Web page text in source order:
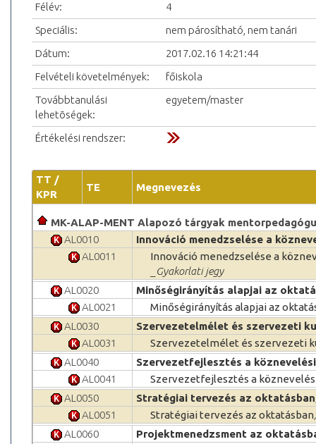
Félév:
4
Speciális:
nem párosítható, nem tanári
Dátum:
2017.02.16 14:21:44
Felvételi követelmények:
főiskola
Továbbtanulási
lehetõségek:
egyetem/master
Értékelési rendszer:
TT /
KPR
TE Megnevezés
MK-ALAP-MENT Alapozó tárgyak
AL0010
Innováció menedzselése a
AL0011
Innováció menedzselése a
_Gyakorlati jegy
AL0020
Minőségirányítás alapjai az
AL0021
Minőségirányítás alapjai az
AL0030
Szervezetelmélet és szervezeti
AL0031
Szervezetelmélet és szervezeti
AL0040
Szervezetfejlesztés a
AL0041
Szervezetfejlesztés a
AL0050
Stratégiai tervezés az oktatásban
AL0051
Stratégiai tervezés az oktatásban
AL0060
Projektmenedzsment az